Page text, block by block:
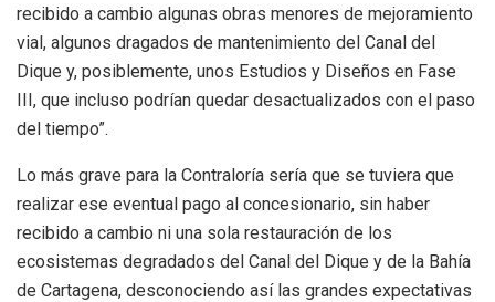
recibido a cambio algunas obras menores de mejoramiento
vial, algunos dragados de mantenimiento del Canal del
Dique y, posiblemente, unos Estudios y Diseños en Fase
III, que incluso podrían quedar desactualizados con el paso
del tiempo”.
Lo más grave para la Contraloría sería que se tuviera que
realizar ese eventual pago al concesionario, sin haber
recibido a cambio ni una sola restauración de los
ecosistemas degradados del Canal del Dique y de la Bahía
de Cartagena, desconociendo así las grandes expectativas